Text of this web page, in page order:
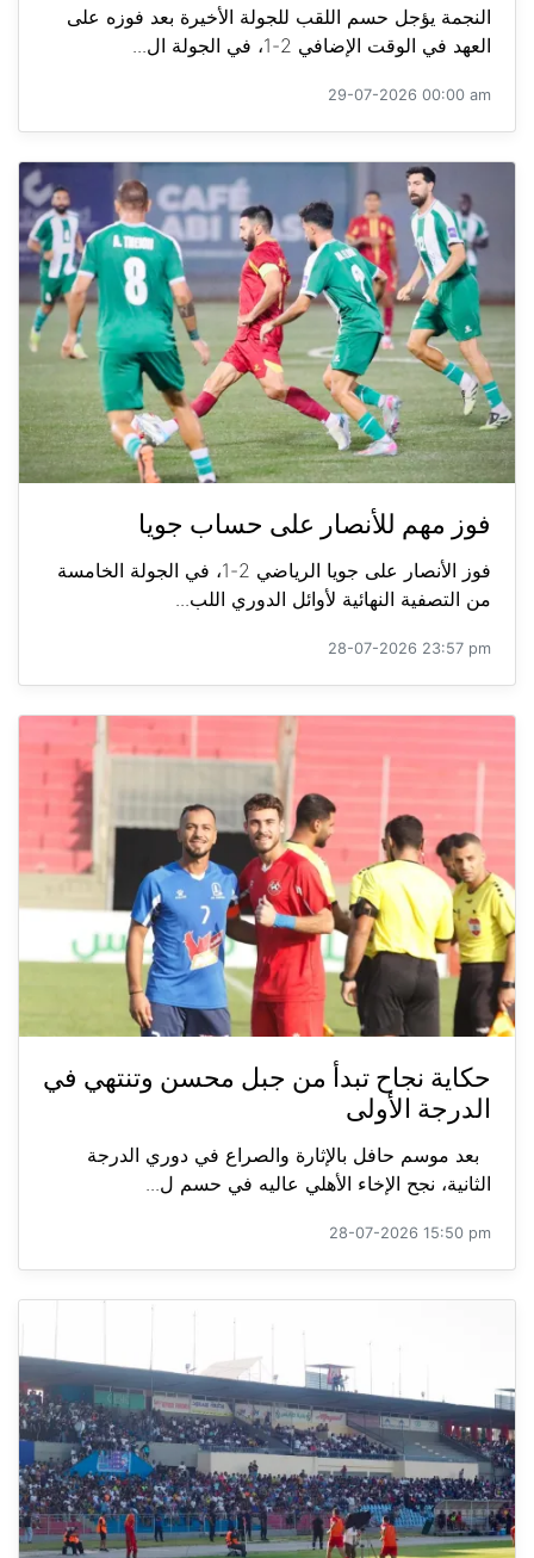
النجمة يؤجل حسم اللقب للجولة الأخيرة بعد فوزه على
العهد في الوقت الإضافي 2-1، في الجولة ال...
29-07-2026 00:00 am
فوز مهم للأنصار على حساب جويا
فوز الأنصار على جويا الرياضي 2-1، في الجولة الخامسة
من التصفية النهائية لأوائل الدوري اللب...
28-07-2026 23:57 pm
حكاية نجاح تبدأ من جبل محسن وتنتهي في
الدرجة الأولى
بعد موسم حافل بالإثارة والصراع في دوري الدرجة
الثانية، نجح الإخاء الأهلي عاليه في حسم ل...
28-07-2026 15:50 pm